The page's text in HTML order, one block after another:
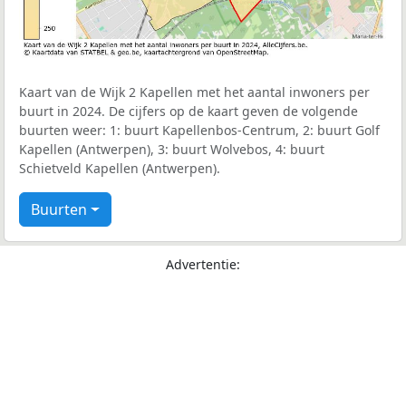
Kaart van de Wijk 2 Kapellen met het aantal inwoners per
buurt in 2024. De cijfers op de kaart geven de volgende
buurten weer: 1: buurt Kapellenbos-Centrum, 2: buurt Golf
Kapellen (Antwerpen), 3: buurt Wolvebos, 4: buurt
Schietveld Kapellen (Antwerpen).
Buurten
Advertentie: